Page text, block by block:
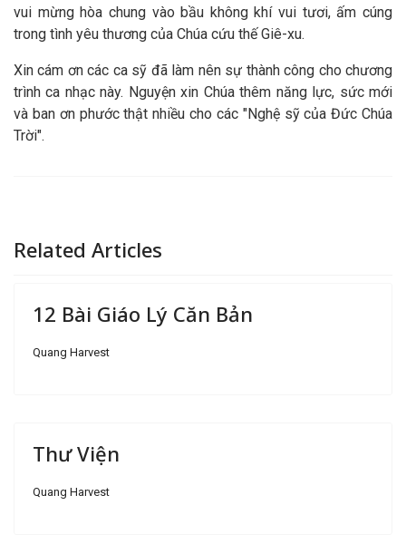
vui mừng hòa chung vào bầu không khí vui tươi, ấm cúng
trong tình yêu thương của Chúa cứu thế Giê-xu.
Xin cám ơn các ca sỹ đã làm nên sự thành công cho chương
trình ca nhạc này. Nguyện xin Chúa thêm năng lực, sức mới
và ban ơn phước thật nhiều cho các "Nghệ sỹ của Đức Chúa
Trời".
Related Articles
12 Bài Giáo Lý Căn Bản
Quang Harvest
Thư Viện
Quang Harvest